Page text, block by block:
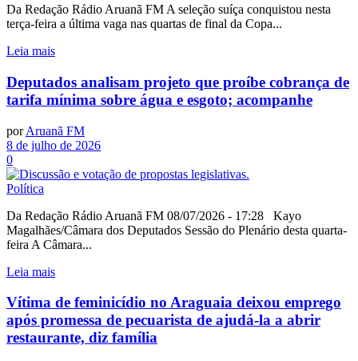
Da Redação Rádio Aruanã FM A seleção suíça conquistou nesta
terça-feira a última vaga nas quartas de final da Copa...
Leia mais
Deputados analisam projeto que proíbe cobrança de
tarifa mínima sobre água e esgoto; acompanhe
por Aruanã FM
8 de julho de 2026
0
Política
Da Redação Rádio Aruanã FM 08/07/2026 - 17:28 Kayo
Magalhães/Câmara dos Deputados Sessão do Plenário desta quarta-
feira A Câmara...
Leia mais
Vítima de feminicídio no Araguaia deixou emprego
após promessa de pecuarista de ajudá-la a abrir
restaurante, diz família